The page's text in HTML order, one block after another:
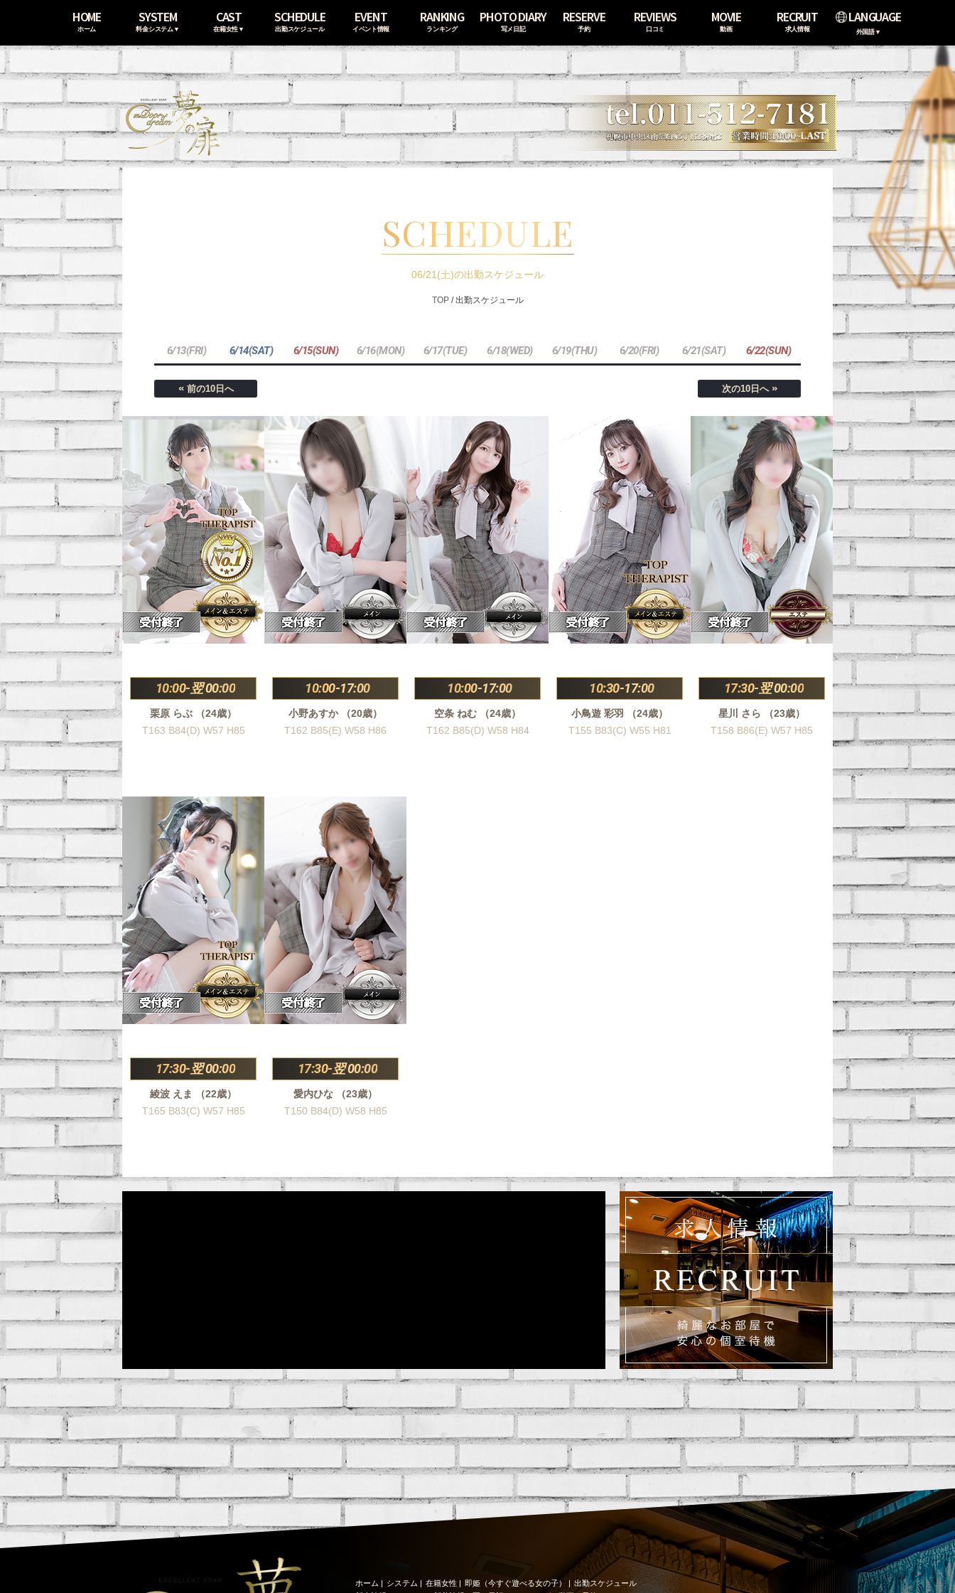
HOME
ホーム
SYSTEM
料金システム▼
CAST
在籍女性▼
SCHEDULE
出勤スケジュール
EVENT
イベント情報
RANKING
ランキング
PHOTO DIARY
写メ日記
RESERVE
予約
REVIEWS
口コミ
MOVIE
動画
RECRUIT
求人情報
LANGUAGE
外国語▼
SCHEDULE
06/21(土)の出勤スケジュール
TOP/出勤スケジュール
6/13(FRI) 6/14(SAT) 6/15(SUN) 6/16(MON) 6/17(TUE) 6/18(WED) 6/19(THU) 6/20(FRI) 6/21(SAT) 6/22(SUN)
«前の10日へ 次の10日へ »
10:00-翌 00:00
栗原 らぶ （24歳）
T163 B84(D) W57 H85
10:00-17:00
小野あすか （20歳）
T162 B85(E) W58 H86
10:00-17:00
空条 ねむ （24歳）
T162 B85(D) W58 H84
10:30-17:00
小鳥遊 彩羽 （24歳）
T155 B83(C) W55 H81
17:30-翌 00:00
星川 さら （23歳）
T158 B86(E) W57 H85
17:30-翌 00:00
綾波 えま （22歳）
T165 B83(C) W57 H85
17:30-翌 00:00
愛内ひな （23歳）
T150 B84(D) W58 H85
ホーム | システム | 在籍女性 | 即姫（今すぐ遊べる女の子） | 出勤スケジュール